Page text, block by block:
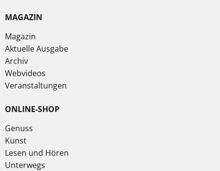
MAGAZIN
Magazin
Aktuelle Ausgabe
Archiv
Webvideos
Veranstaltungen
ONLINE-SHOP
Genuss
Kunst
Lesen und Hören
Unterwegs